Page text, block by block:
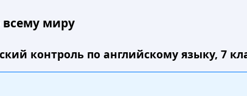
миру
контроль по английскому языку, 7